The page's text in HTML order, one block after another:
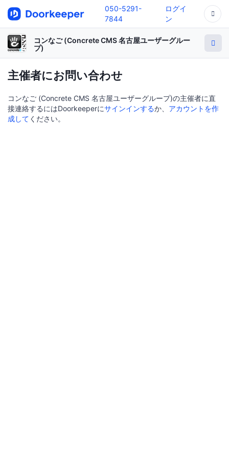
050-5291-
7844
ログイ
ン
コンなご (Concrete CMS 名古屋ユーザーグルー
プ)
主催者にお問い合わせ
コンなご (Concrete CMS 名古屋ユーザーグループ)の主催者に直
接連絡するにはDoorkeeperにサインインするか、 アカウントを作
成して ください。